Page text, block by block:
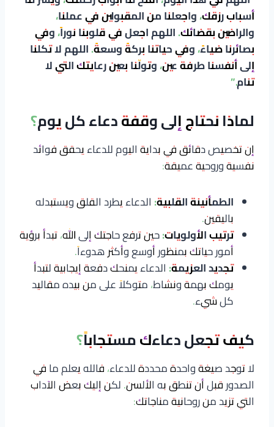
أسباب رزقك، واجعلنا من المقبولين في عملنا،
والراضين بقضائك. اللهم اجعل في قلوبنا نوراً، وفي
بصائرنا ضياءً، وفي حياتنا بركةً وسعةً. اللهم لا تكلنا
إلى أنفسنا طرفة عين، وتولّنا بعين رعايتك التي لا
تنام.”
لماذا نحتاج إلى وقفة دعاء كل يوم؟
إن تخصيص دقائق في بداية اليوم للدعاء يحقق فوائد
نفسية وروحية عميقة:
الطمأنينة القلبية: الدعاء يطرد القلق ويستبدله
باليقين.
ترتيب الأولويات:حين ترفع حاجتك إلى الله، تبدأ برؤية
أمور حياتك بمنظور أوسع وأكثر هدوءاً.
تجديد العزيمة: الدعاء يمنحك دفعة إيجابية لتبدأ
يومك بهمة ونشاط، متوكلاً على من بيده مقاليد
كل شيء.
كيف تجعل دعاءك مستجاباً؟
لا توجد صيغة واحدة محددة للدعاء، فالله يعلم ما في
الصدور قبل أن تنطق به الألسن. لكن إليك بعض الآداب
التي تزيد من روحانية مناجاتك: